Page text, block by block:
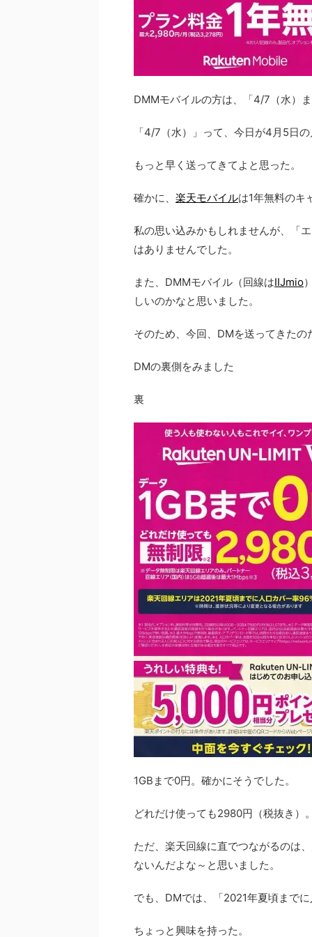
DMMモバイルの方は、「4/7（水）
「4/7（水）」って、今日が4月5日
もっと早く送ってきてよと思った。
確かに、 楽天モバイルは1年無料のキ
私の思い込みかもしれませんが、「
はありませんでした。
また、DMMモバイル（回線はIIJmio
しいのかなと思いました。
そのため、今回、DMを送ってきた
DMの裏側をみました
裏
1GBまで0円。確かにそうでした。
どれだけ使っても2980円（税抜き）
ただ、楽天回線に直でつながるのは
ないんだよな～と思いました。
でも、DMでは、「2021年夏頃まで
ちょっと興味を持った。